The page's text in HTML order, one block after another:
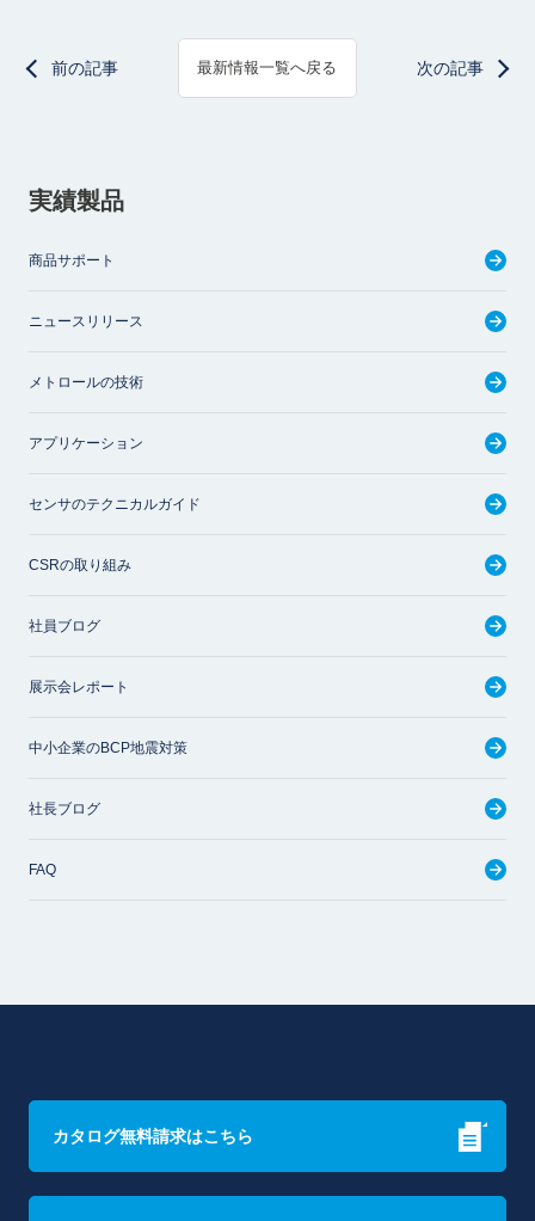
前の記事 最新情報一覧へ戻る 次の記事
実績製品
商品サポート
ニュースリリース
メトロールの技術
アプリケーション
センサのテクニカルガイド
CSRの取り組み
社員ブログ
展示会レポート
中小企業のBCP地震対策
社長ブログ
FAQ
カタログ無料請求はこちら